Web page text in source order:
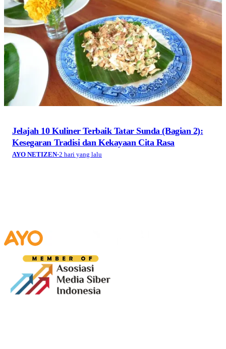
Jelajah 10 Kuliner Terbaik Tatar Sunda (Bagian 2):
Kesegaran Tradisi dan Kekayaan Cita Rasa
AYO NETIZEN·2 hari yang lalu